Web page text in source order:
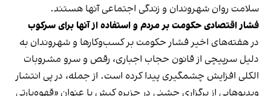
سلامت روان شهروندان و زندگی اجتماعی آنها هستند.
فشار اقتصادی حکومت بر مردم و استفاده از آنها برای سرکوب
در هفته‌های اخیر فشار حکومت بر کسب‌وکارها و شهروندان به
دلیل سرپیچی از قانون حجاب اجباری، رقص و سرو مشروبات
الکلی افزایش چشمگیری پیدا کرده است. از جمله، در پی انتشار
ویدیوهایی از برگزاری جشنی در جزیره کیش با عنوان «قهوه‌پارتی